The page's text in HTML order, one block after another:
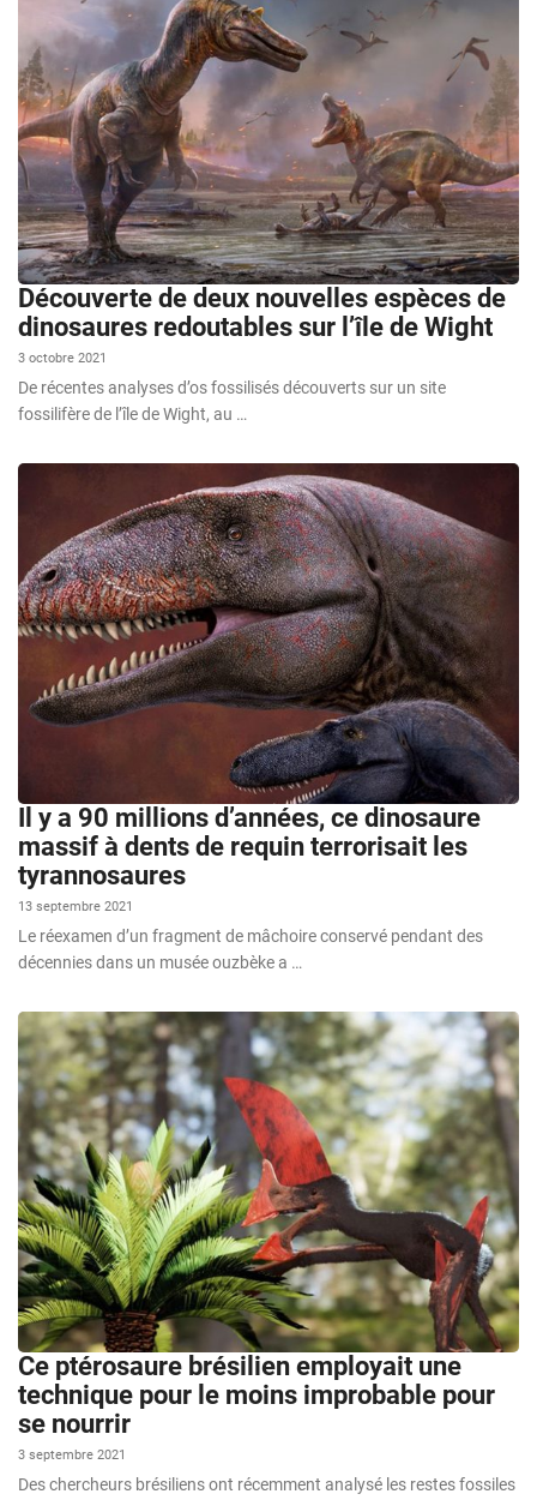
Découverte de deux nouvelles espèces de
dinosaures redoutables sur l’île de Wight
3 octobre 2021
De récentes analyses d’os fossilisés découverts sur un site
fossilifère de l’île de Wight, au …
Il y a 90 millions d’années, ce dinosaure
massif à dents de requin terrorisait les
tyrannosaures
13 septembre 2021
Le réexamen d’un fragment de mâchoire conservé pendant des
décennies dans un musée ouzbèke a …
Ce ptérosaure brésilien employait une
technique pour le moins improbable pour
se nourrir
3 septembre 2021
Des chercheurs brésiliens ont récemment analysé les restes fossiles